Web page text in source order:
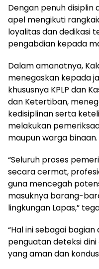
Dengan penuh disiplin
apel mengikuti
loyalitas dan dedikasi
pengabdian kepada
Dalam amanatnya,
menegaskan kepada
khususnya KPLP dan
dan Ketertiban,
kedisiplinan serta
melakukan
maupun warga binaan.
“Seluruh proses
secara cermat,
guna mencegah
masuknya barang-
lingkungan Lapas,”
“Hal ini sebagai
penguatan deteksi
yang aman dan